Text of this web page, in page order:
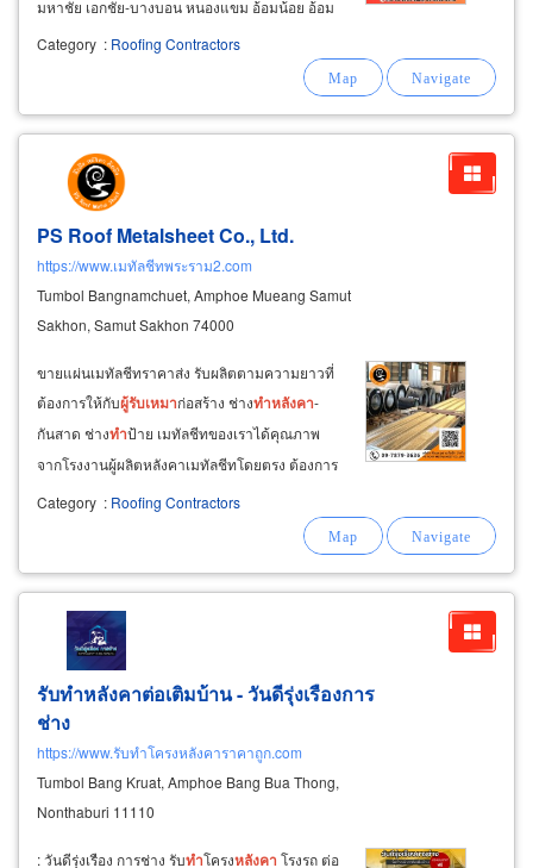
มหาชัย เอกชัย-บางบอน หนองแขม อ้อมน้อย อ้อม
ใหญ่ และบริการจัดส่งทั่ว กทม.
Category : Roofing Contractors
PS Roof Metalsheet Co., Ltd.
https://www.เมทัลชีทพระราม2.com
Tumbol Bangnamchuet, Amphoe Mueang Samut
Sakhon, Samut Sakhon 74000
ขายแผ่นเมทัลชีทราคาส่ง รับผลิตตามความยาวที่
ต้องการให้กับผู้รับเหมาก่อสร้าง ช่างทำหลังคา-
กันสาด ช่างทำป้าย เมทัลชีทของเราได้คุณภาพ
จากโรงงานผู้ผลิตหลังคาเมทัลชีทโดยตรง ต้องการ
ทำ หลังคา โรงงาน- ผนังโรงงาน เมทัลชีท
ตลาดสด
จำหน่ายแฟลชชิ่งหลังคาเมทัลชีท ครอบข้าง ครอบ
Category : Roofing Contractors
รับทำหลังคาต่อเติมบ้าน - วันดีรุ่งเรืองการ
ช่าง
https://www.รับทำโครงหลังคาราคาถูก.com
Tumbol Bang Kruat, Amphoe Bang Bua Thong,
Nonthaburi 11110
: วันดีรุ่งเรือง การช่าง รับทำโครงหลังคา โรงรถ ต่อ